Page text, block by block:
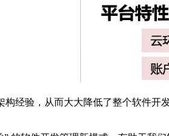
经验，从而大大降低了整个软件开